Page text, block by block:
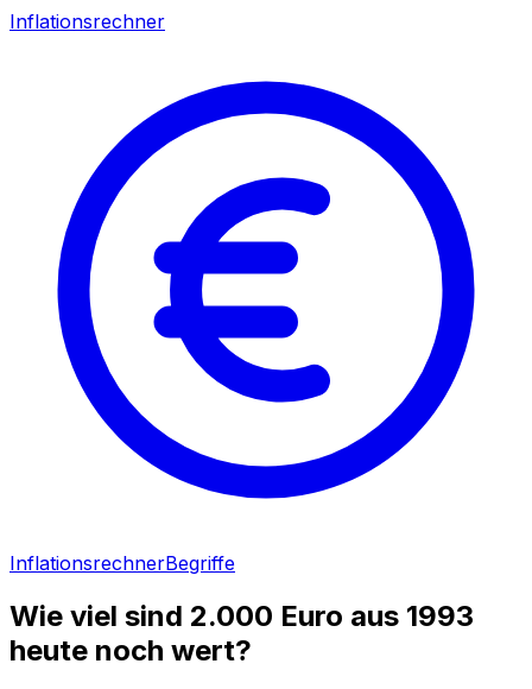
Inflationsrechner
InflationsrechnerBegriffe
Wie viel sind 2.000 Euro aus 1993
heute noch wert?